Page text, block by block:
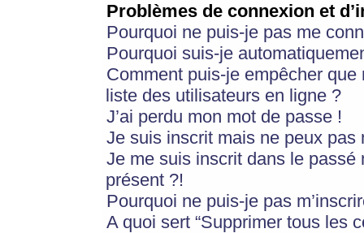
Problèmes de connexion et
Pourquoi ne puis-je pas me
Pourquoi suis-je
Comment puis-je empêcher
liste des utilisateurs en ligne ?
J’ai perdu mon mot de passe !
Je suis inscrit mais ne peux pas
Je me suis inscrit dans le
présent ?!
Pourquoi ne puis-je pas
A quoi sert “Supprimer tous les